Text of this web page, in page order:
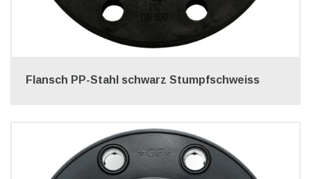
Flansch PP-Stahl schwarz Stumpfschweiss